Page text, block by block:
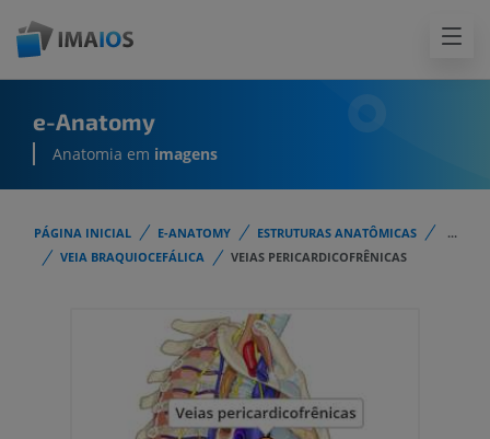
e-Anatomy
Anatomia em imagens
PÁGINA INICIAL E-ANATOMY ESTRUTURAS ANATÔMICAS
...
VEIA BRAQUIOCEFÁLICA
VEIAS PERICARDICOFRÊNICAS